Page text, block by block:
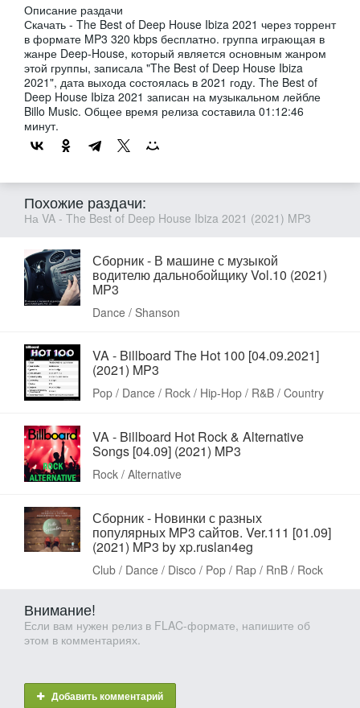
Описание раздачи
Скачать - The Best of Deep House Ibiza 2021 через торрент
в формате MP3 320 kbps бесплатно. группа играющая в
жанре Deep-House, который является основным жанром
этой группы, записала "The Best of Deep House Ibiza
2021", дата выхода состоялась в 2021 году. The Best of
Deep House Ibiza 2021 записан на музыкальном лейбле
Billo Music. Общее время релиза составила 01:12:46
минут.
Похожие раздачи:
На VA - The Best of Deep House Ibiza 2021 (2021) MP3
Сборник - В машине с музыкой
водителю дальнобойщику Vol.10 (2021)
MP3
Dance / Shanson
VA - Billboard The Hot 100 [04.09.2021]
(2021) MP3
Pop / Dance / Rock / Hip-Hop / R&B / Country
VA - Billboard Hot Rock & Alternative
Songs [04.09] (2021) MP3
Rock / Alternative
Сборник - Новинки с разных
популярных MP3 сайтов. Ver.111 [01.09]
(2021) MP3 by xp.ruslan4eg
Club / Dance / Disco / Pop / Rap / RnB / Rock
Внимание!
Если вам нужен релиз в FLAC-формате, напишите об
этом в комментариях.
Добавить комментарий